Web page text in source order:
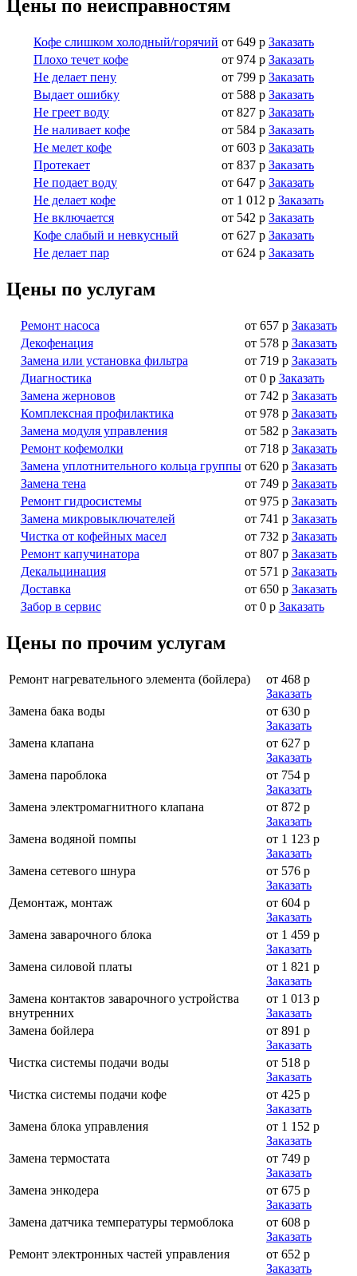
Цены по неисправностям
Кофе слишком холодный/горячий от 649 р Заказать
Плохо течет кофе
от 974 р Заказать
Не делает пену
от 799 р Заказать
Выдает ошибку
от 588 р Заказать
Не греет воду
от 827 р Заказать
Не наливает кофе
от 584 р Заказать
Не мелет кофе
от 603 р Заказать
Протекает
от 837 р Заказать
Не подает воду
от 647 р Заказать
Не делает кофе
от 1 012 р Заказать
Не включается
от 542 р Заказать
Кофе слабый и невкусный
от 627 р Заказать
Не делает пар
от 624 р Заказать
Цены по услугам
Ремонт насоса от 657 р Заказать
Декофенация
от 578 р Заказать
Замена или установка фильтра
от 719 р Заказать
Диагностика
от 0 р Заказать
Замена жерновов
от 742 р Заказать
Комплексная профилактика
от 978 р Заказать
Замена модуля управления
от 582 р Заказать
Ремонт кофемолки
от 718 р Заказать
Замена уплотнительного кольца группы от 620 р Заказать
Замена тена
от 749 р Заказать
Ремонт гидросистемы
от 975 р Заказать
Замена микровыключателей
от 741 р Заказать
Чистка от кофейных масел
от 732 р Заказать
Ремонт капучинатора
от 807 р Заказать
Декальцинация
от 571 р Заказать
Доставка
от 650 р Заказать
Забор в сервис
от 0 р Заказать
Цены по прочим услугам
Ремонт нагревательного элемента (бойлера)
от 468 р
Заказать
Замена бака воды
от 630 р
Заказать
Замена клапана
от 627 р
Заказать
Замена пароблока
от 754 р
Заказать
Замена электромагнитного клапана
от 872 р
Заказать
Замена водяной помпы
от 1 123 р
Заказать
Замена сетевого шнура
от 576 р
Заказать
Демонтаж, монтаж
от 604 р
Заказать
Замена заварочного блока
от 1 459 р
Заказать
Замена силовой платы
от 1 821 р
Заказать
Замена контактов заварочного устройства
внутренних
от 1 013 р
Заказать
Замена бойлера
от 891 р
Заказать
Чистка системы подачи воды
от 518 р
Заказать
Чистка системы подачи кофе
от 425 р
Заказать
Замена блока управления
от 1 152 р
Заказать
Замена термостата
от 749 р
Заказать
Замена энкодера
от 675 р
Заказать
Замена датчика температуры термоблока
от 608 р
Заказать
Ремонт электронных частей управления
от 652 р
Заказать